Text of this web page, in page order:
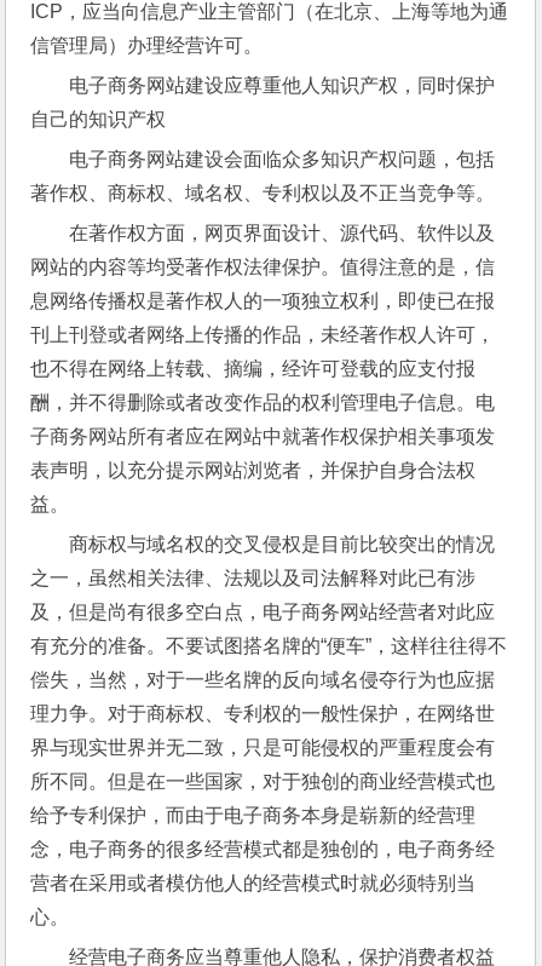
ICP，应当向信息产业主管部门（在北京、上海等地为通
信管理局）办理经营许可。
电子商务网站建设应尊重他人知识产权，同时保护
自己的知识产权
电子商务网站建设会面临众多知识产权问题，包括
著作权、商标权、域名权、专利权以及不正当竞争等。
在著作权方面，网页界面设计、源代码、软件以及
网站的内容等均受著作权法律保护。值得注意的是，信
息网络传播权是著作权人的一项独立权利，即使已在报
刊上刊登或者网络上传播的作品，未经著作权人许可，
也不得在网络上转载、摘编，经许可登载的应支付报
酬，并不得删除或者改变作品的权利管理电子信息。电
子商务网站所有者应在网站中就著作权保护相关事项发
表声明，以充分提示网站浏览者，并保护自身合法权
益。
商标权与域名权的交叉侵权是目前比较突出的情况
之一，虽然相关法律、法规以及司法解释对此已有涉
及，但是尚有很多空白点，电子商务网站经营者对此应
有充分的准备。不要试图搭名牌的“便车”，这样往往得不
偿失，当然，对于一些名牌的反向域名侵夺行为也应据
理力争。对于商标权、专利权的一般性保护，在网络世
界与现实世界并无二致，只是可能侵权的严重程度会有
所不同。但是在一些国家，对于独创的商业经营模式也
给予专利保护，而由于电子商务本身是崭新的经营理
念，电子商务的很多经营模式都是独创的，电子商务经
营者在采用或者模仿他人的经营模式时就必须特别当
心。
经营电子商务应当尊重他人隐私，保护消费者权益